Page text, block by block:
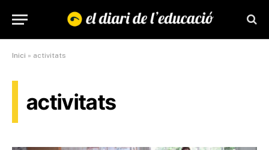
Inici » activitats
activitats